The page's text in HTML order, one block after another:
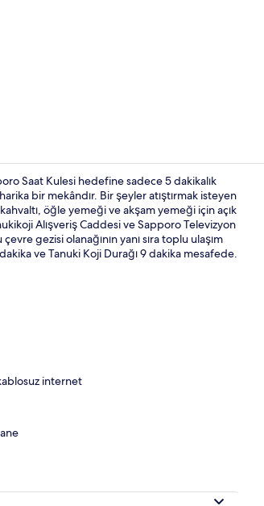
Presidential
Saat Kulesi hedefine sadece 5 dakikalık
bir mekândır. Bir şeyler atıştırmak isteyen
öğle yemeği ve akşam yemeği için açık
Alışveriş Caddesi ve Sapporo Televizyon
gezisi olanağının yanı sıra toplu ulaşım
ve Tanuki Koji Durağı 9 dakika mesafede.
internet